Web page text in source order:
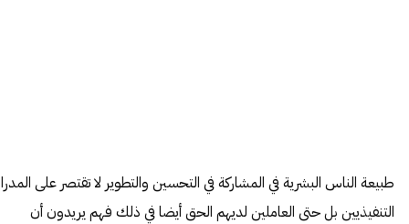
طبيعة الناس البشرية في المشاركة في التحسين والتطوير لا تقتصر على
التنفيذيين بل حتى العاملين لديهم الحق أيضا في ذلك فهم يريدون أن